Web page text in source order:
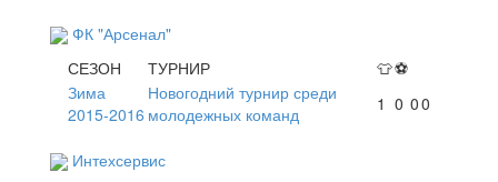
ФК "Арсенал"
СЕЗОН
ТУРНИР 👕⚽
Зима
2015-2016
Новогодний турнир среди
молодежных команд
1 0 00
Интехсервис